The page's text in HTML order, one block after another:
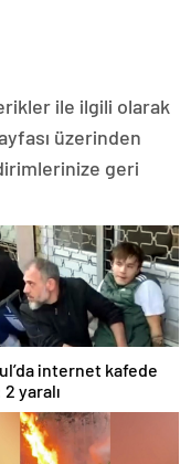
ile ilgili olarak
üzerinden
geri
internet kafede
yaralı